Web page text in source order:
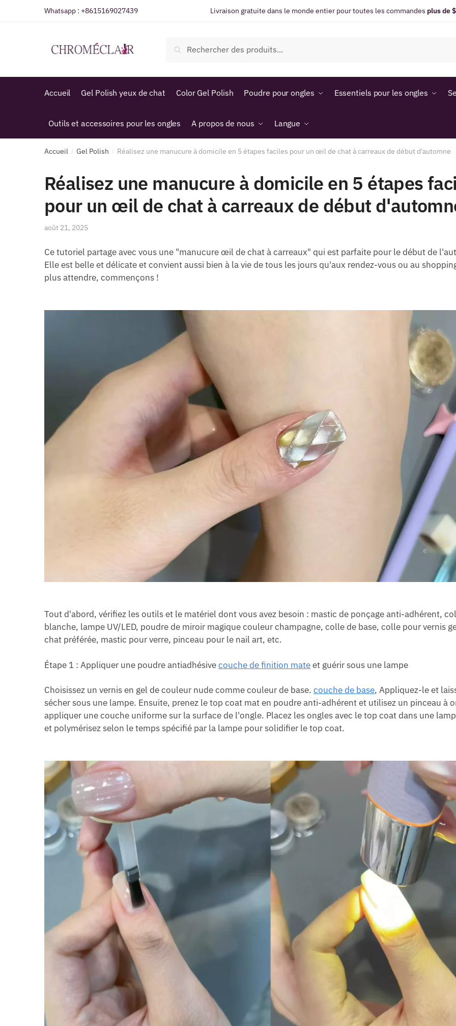
Whatsapp : +8615169027439 Livraison gratuite dans le monde entier pour toutes les commandes plus de
Recherche
Accueil Gel Polish yeux de chat Color Gel Polish Poudre pour ongles Essentiels pour les ongles
Outils et accessoires pour les ongles A propos de nous Langue
Accueil / Gel Polish / Réalisez une manucure à domicile en 5 étapes faciles pour un œil de chat à carreaux de début d'automne
Réalisez une manucure à domicile en 5 étapes
pour un œil de chat à carreaux de début
août 21, 2025
Ce tutoriel partage avec vous une "manucure œil de chat à carreaux" qui est parfaite pour le début de
Elle est belle et délicate et convient aussi bien à la vie de tous les jours qu'aux rendez-vous ou au
plus attendre, commençons !
Tout d'abord, vérifiez les outils et le matériel dont vous avez besoin : mastic de ponçage anti-adhérent,
blanche, lampe UV/LED, poudre de miroir magique couleur champagne, colle de base, colle pour vernis
chat préférée, mastic pour verre, pinceau pour le nail art, etc.
Étape 1 : Appliquer une poudre antiadhésivecouche de finition mateet guérir sous une lampe
Choisissez un vernis en gel de couleur nude comme couleur de base. couche de base, Appliquez-le et
sécher sous une lampe. Ensuite, prenez le top coat mat en poudre anti-adhérent et utilisez un pinceau à
appliquer une couche uniforme sur la surface de l'ongle. Placez les ongles avec le top coat dans une
et polymérisez selon le temps spécifié par la lampe pour solidifier le top coat.